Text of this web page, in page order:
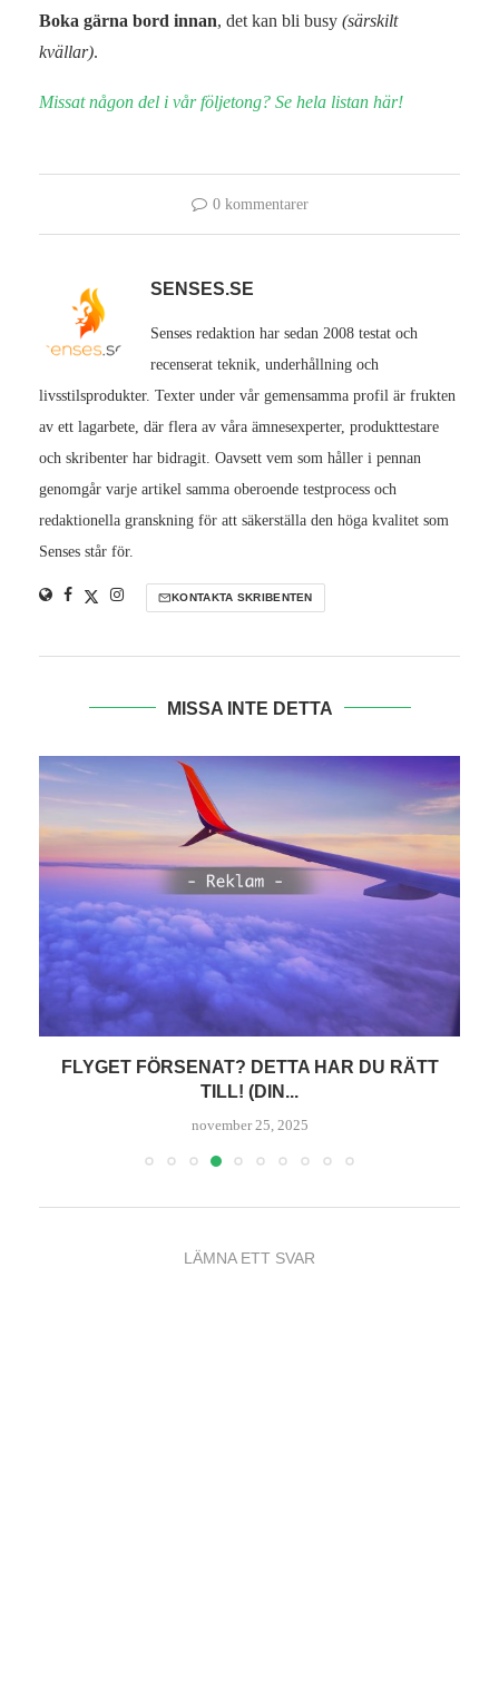
Boka gärna bord innan, det kan bli busy (särskilt
kvällar).
Missat någon del i vår följetong? Se hela listan här!
0 kommentarer
SENSES.SE
Senses redaktion har sedan 2008 testat och
recenserat teknik, underhållning och
livsstilsprodukter. Texter under vår gemensamma profil är frukten
av ett lagarbete, där flera av våra ämnesexperter, produkttestare
och skribenter har bidragit. Oavsett vem som håller i pennan
genomgår varje artikel samma oberoende testprocess och
redaktionella granskning för att säkerställa den höga kvalitet som
Senses står för.
KONTAKTA SKRIBENTEN
MISSA INTE DETTA
HÅLL BATTERIERNA LADDADE PÅ RESAN I
SOMMAR MED...
juni 30, 2025
LÄMNA ETT SVAR